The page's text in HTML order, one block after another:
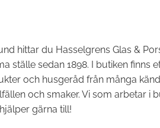
hittar du Hasselgrens Glas &
ställe sedan 1898. I butiken finns
och husgeråd från många
och smaker. Vi som arbetar i
gärna till!